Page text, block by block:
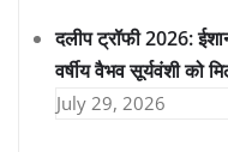
दलीप ट्रॉफी 2026:
वर्षीय वैभव सूर्यवंशी को
July 29, 2026